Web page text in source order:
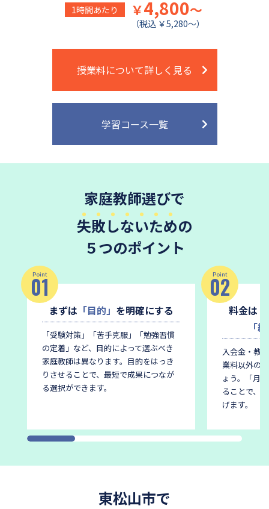
1時間あたり ￥4,800～
（税込 ￥5,280～）
授業料について詳しく見る
学習コース一覧
家庭教師選びで
失敗しないための
５つのポイント
Point
01
まずは 「目的」 を明確にする
「受験対策」「苦手克服」「勉強習慣
の定着」など、目的によって選ぶべき
家庭教師は異なります。 目的をはっき
りさせることで、最短で成果につなが
る選択ができます。
Point
02
料金は
「
入会金・教
業料以外の
ょう。
「月
ることで、
げます。
東松山市で